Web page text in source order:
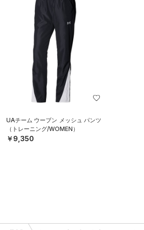
UAチーム ウーブン メッシュ パンツ
（トレーニング/WOMEN）
￥9,350